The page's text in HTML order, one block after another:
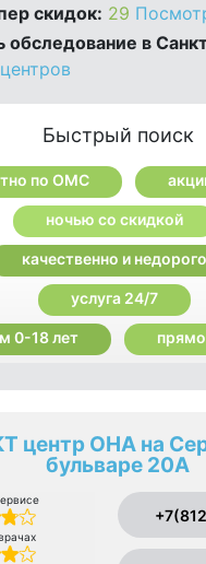
скидок: 29
обследование в
Быстрый поиск
по ОМС
ночью со скидкой
качественно и недорого
услуга 24/7
0-18 лет
центр ОНА на
бульваре 20А